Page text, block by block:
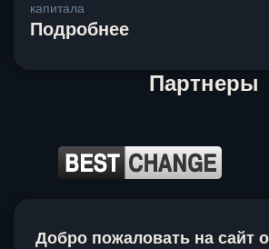
капитала
Подробнее
Партнеры
Добро пожаловать на сайт